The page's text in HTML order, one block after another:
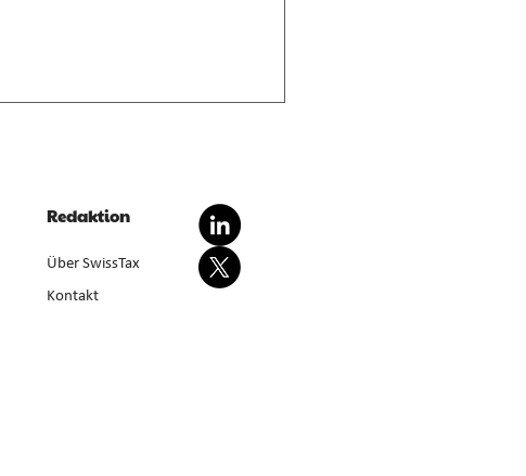
Liquidationsgewinn aus
Neubewertung von Anlagevermögen
ist gesondert steuerbar, bei Aufgabe
der Erwerbstätigkeit (E. 5.4.1–5.4.3).
Redaktion
Über SwissTax
Kontakt